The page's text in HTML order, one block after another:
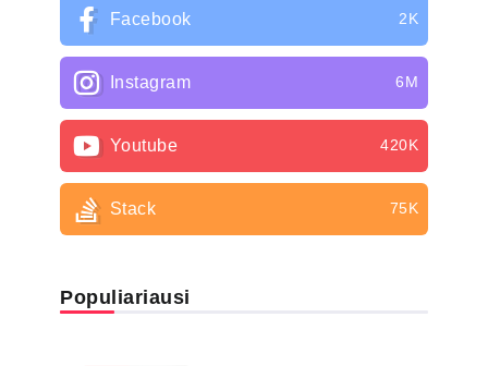
Facebook 2K
Instagram 6M
Youtube 420K
Stack 75K
Populiariausi